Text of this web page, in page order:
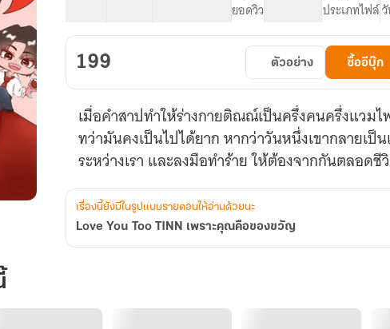
คุณ
คือ
ของ
ขวัญ
ยอดวิว ประเภทไฟล์
199 ตัวอย่าง ซื้ออีบุ๊ก
เมื่อคำสาปทำให้ร่างกายติณณ์เป็นครึ่งคนครึ่งแว
ทว่ามันคงเป็นไปได้ยาก หากว่าวันหนึ่งเขากลายเป็
ระหว่างเรา และลงมือทำร้าย ให้ต้องจากกันตลอดชี
เรื่องนี้ยังมีในรูปแบบรายตอนให้อ่านด้วยนะ
Love You Too TINN เพราะคุณคือของขวัญ